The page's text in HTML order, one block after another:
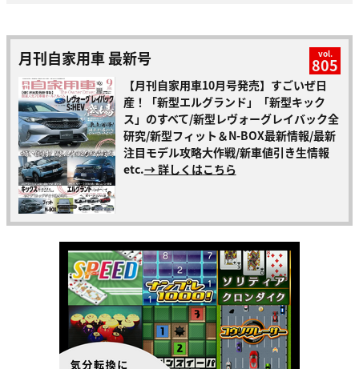
月刊自家用車 最新号 vol.
805
【月刊自家用車10月号発売】すごいぜ日
産！「新型エルグランド」「新型キック
ス」のすべて/新型レヴォーグレイバック全
研究/新型フィット＆N-BOX最新情報/最新
注目モデル攻略大作戦/新車値引き生情報
etc.→ 詳しくはこちら